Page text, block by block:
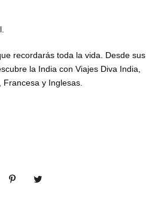
recordarás toda la vida. Desde sus
la India con Viajes Diva India,
y Inglesas.